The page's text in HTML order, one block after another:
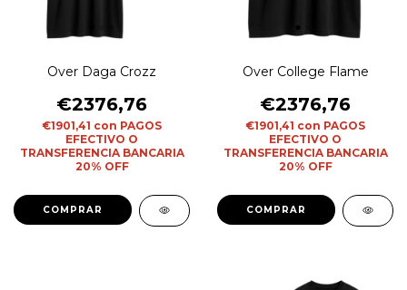
Over Daga Crozz
€2376,76
€1901,41 con PAGOS
EFECTIVO O
TRANSFERENCIA BANCARIA
20% OFF
COMPRAR
Over College Flame
€2376,76
€1901,41 con PAGOS
EFECTIVO O
TRANSFERENCIA BANCARIA
20% OFF
COMPRAR